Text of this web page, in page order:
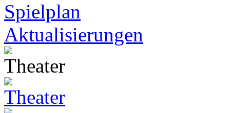
Spielplan
Aktualisierungen